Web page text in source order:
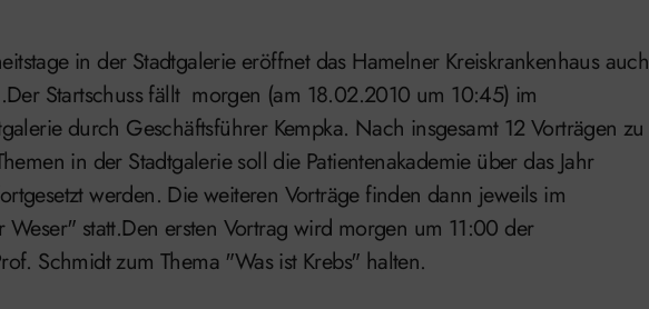
in der Stadtgalerie eröffnet das Hamelner Kreiskrankenhaus auch
Startschuss fällt morgen (am 18.02.2010 um 10:45) im
durch Geschäftsführer Kempka. Nach insgesamt 12 Vorträgen zu
in der Stadtgalerie soll die Patientenakademie über das Jahr
werden. Die weiteren Vorträge finden dann jeweils im
Weser" statt.Den ersten Vortrag wird morgen um 11:00 der
Schmidt zum Thema "Was ist Krebs" halten.